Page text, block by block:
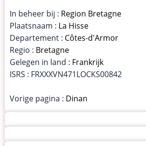
In beheer bij : Region Bretagne
Plaatsnaam : La Hisse
Departement : Côtes-d'Armor
Regio : Bretagne
Gelegen in land : Frankrijk
ISRS : FRXXXVN471LOCKS00842
Vorige pagina : Dinan